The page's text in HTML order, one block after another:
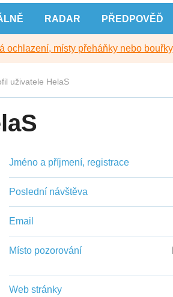
RADAR PŘEDPOVĚĎ
ochlazení, místy přeháňky nebo
uživatele HelaS
Jméno a příjmení, registrace
Poslední návštěva
Email
Místo pozorování
Web stránky